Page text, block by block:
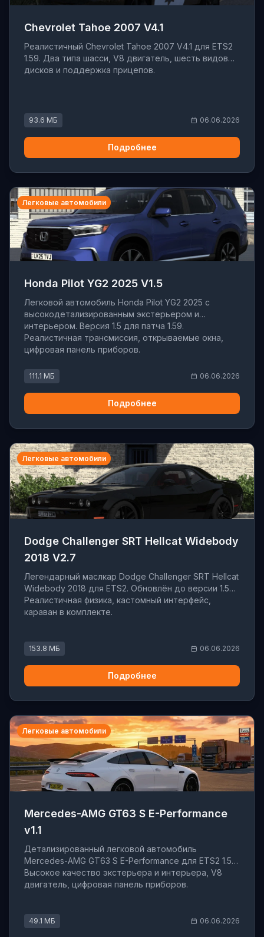
Chevrolet Tahoe 2007 V4.1
Реалистичный Chevrolet Tahoe 2007 V4.1 для ETS2
1.59. Два типа шасси, V8 двигатель, шесть видов
дисков и поддержка прицепов.
93.6 МБ 06.06.2026
Подробнее
Легковые автомобили
Honda Pilot YG2 2025 V1.5
Легковой автомобиль Honda Pilot YG2 2025 с
высокодетализированным экстерьером и
интерьером. Версия 1.5 для патча 1.59.
Реалистичная трансмиссия, открываемые окна,
цифровая панель приборов.
111.1 МБ 06.06.2026
Подробнее
Легковые автомобили
Dodge Challenger SRT Hellcat Widebody
2018 V2.7
Легендарный маслкар Dodge Challenger SRT Hellcat
Widebody 2018 для ETS2. Обновлён до версии 1.59.
Реалистичная физика, кастомный интерфейс,
караван в комплекте.
153.8 МБ 06.06.2026
Подробнее
Легковые автомобили
Mercedes-AMG GT63 S E-Performance
v1.1
Детализированный легковой автомобиль
Mercedes-AMG GT63 S E-Performance для ETS2 1.59.
Высокое качество экстерьера и интерьера, V8
двигатель, цифровая панель приборов.
49.1 МБ 06.06.2026